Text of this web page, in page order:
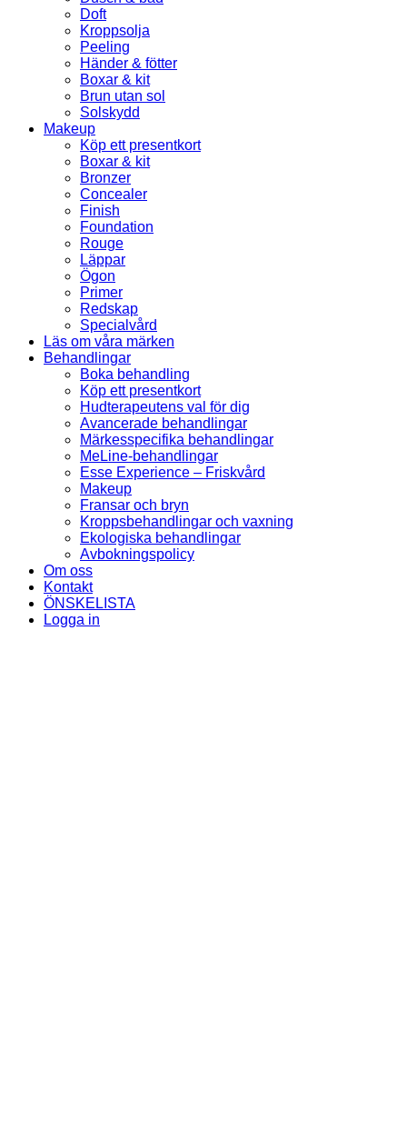
Doft
Kroppsolja
Peeling
Händer & fötter
Boxar & kit
Brun utan sol
Solskydd
Makeup
Köp ett presentkort
Boxar & kit
Bronzer
Concealer
Finish
Foundation
Rouge
Läppar
Ögon
Primer
Redskap
Specialvård
Läs om våra märken
Behandlingar
Boka behandling
Köp ett presentkort
Hudterapeutens val för dig
Avancerade behandlingar
Märkesspecifika behandlingar
MeLine-behandlingar
Esse Experience – Friskvård
Makeup
Fransar och bryn
Kroppsbehandlingar och vaxning
Ekologiska behandlingar
Avbokningspolicy
Om oss
Kontakt
ÖNSKELISTA
Logga in